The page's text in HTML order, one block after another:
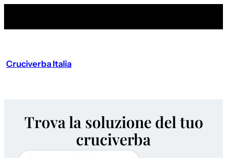
Cruciverba Italia
Trova la soluzione del tuo
cruciverba
Cerca